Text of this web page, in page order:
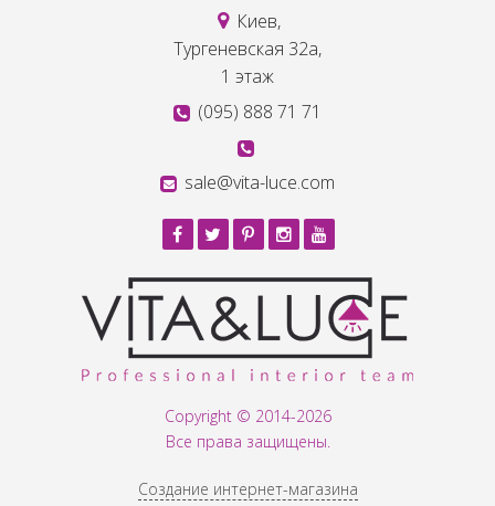
Киев,
Тургеневская 32а,
1 этаж
(095) 888 71 71
sale@vita-luce.com
Copyright © 2014-2026
Все права защищены.
Создание интернет-магазина